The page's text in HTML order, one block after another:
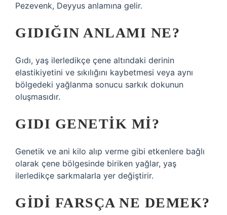
Pezevenk, Deyyus anlamına gelir.
GIDIĞIN ANLAMI NE?
Gıdı, yaş ilerledikçe çene altındaki derinin
elastikiyetini ve sıkılığını kaybetmesi veya aynı
bölgedeki yağlanma sonucu sarkık dokunun
oluşmasıdır.
GIDI GENETIK MI?
Genetik ve ani kilo alıp verme gibi etkenlere bağlı
olarak çene bölgesinde biriken yağlar, yaş
ilerledikçe sarkmalarla yer değiştirir.
GIDI FARSÇA NE DEMEK?